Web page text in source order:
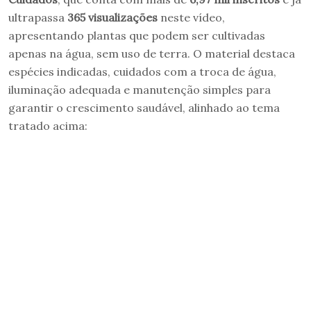
ultrapassa 365 visualizações neste vídeo,
apresentando plantas que podem ser cultivadas
apenas na água, sem uso de terra. O material destaca
espécies indicadas, cuidados com a troca de água,
iluminação adequada e manutenção simples para
garantir o crescimento saudável, alinhado ao tema
tratado acima: